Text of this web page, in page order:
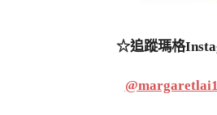
☆追蹤瑪格